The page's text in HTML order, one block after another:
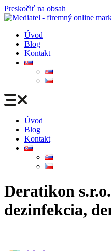
Preskočiť na obsah
Úvod
Blog
Kontakt
Úvod
Blog
Kontakt
Deratikon
dezinfekcia,